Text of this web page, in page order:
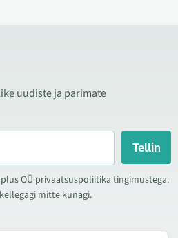
uudiste ja parimate
Tellin
OÜ privaatsuspoliitika tingimustega.
mitte kunagi.